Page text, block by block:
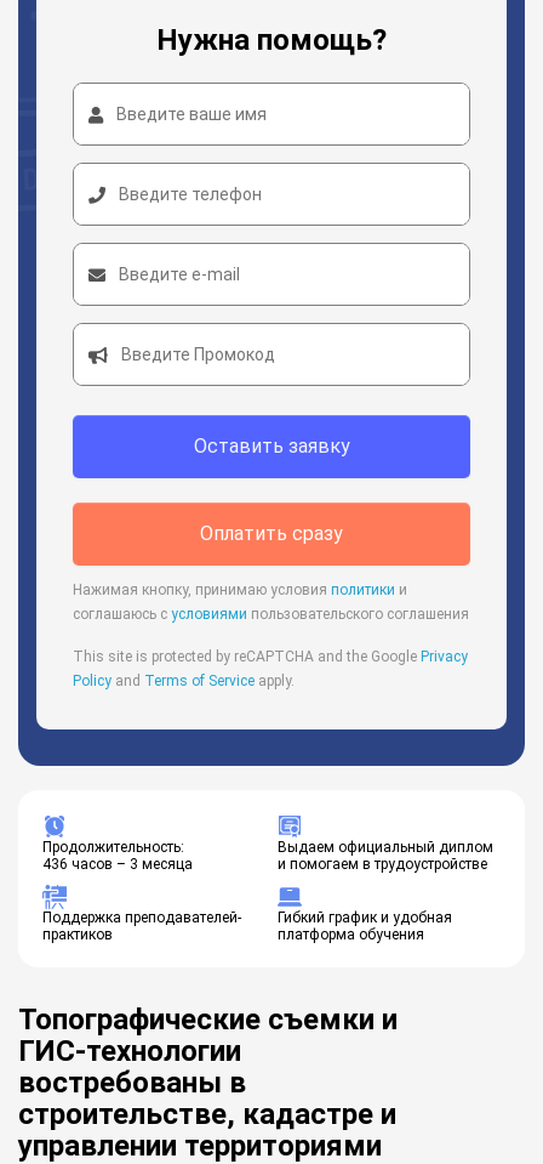
Нужна помощь?
Оставить заявку
Оплатить сразу
Нажимая кнопку, принимаю условия политики и
соглашаюсь с условиями пользовательского соглашения
This site is protected by reCAPTCHA and the Google Privacy
Policy and Terms of Service apply.
Продолжительность:
436 часов – 3 месяца
Выдаем официальный диплом
и помогаем в трудоустройстве
Поддержка преподавателей-
практиков
Гибкий график и удобная
платформа обучения
Топографические съемки и
ГИС-технологии
востребованы в
строительстве, кадастре и
управлении территориями